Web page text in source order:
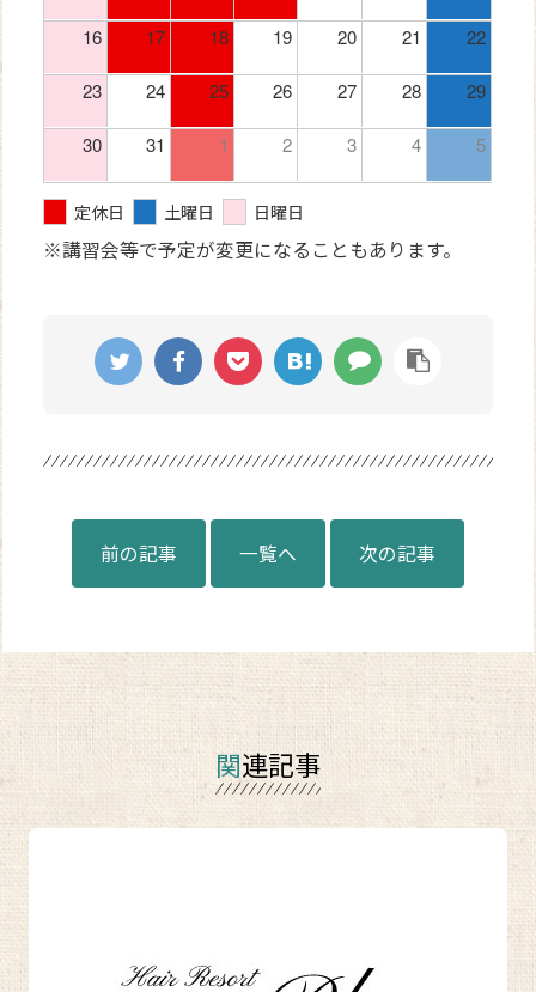
16 17 18 19 20 21 22
23 24 25 26 27 28 29
30 31 1 2 3 4 5
定休日 土曜日 日曜日
※講習会等で予定が変更になることもあります。
前の記事 一覧へ 次の記事
関連記事